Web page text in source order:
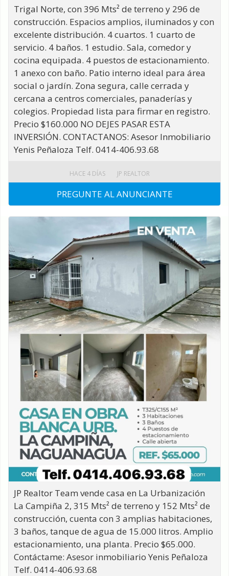
Trigal Norte, con 396 Mts² de terreno y 296 de
construcción. Espacios amplios, iluminados y con
excelente distribución. 4 cuartos. 1 cuarto de
servicio. 4 baños. 1 estudio. Sala, comedor y
cocina equipada. 4 puestos de estacionamiento.
1 anexo con baño. Patio interno ideal para área
social o jardín. Zona segura, calle cerrada y
cercana a centros comerciales, panaderías y
colegios. Propiedad lista para firmar en registro.
Precio $160.000 NO DEJES PASAR ESTA
INVERSIÓN. CONTACTANOS: Asesor Inmobiliario
Yenis Peñaloza Telf. 0414-406.93.68
PREGUNTE AL ANUNCIANTE
HACE 4 DÍAS JP REALTOR
JP Realtor Team vende casa en La Urbanización
La Campiña 2, 315 Mts² de terreno y 152 Mts² de
construcción, cuenta con 3 amplias habitaciones,
3 baños, tanque de agua de 15.000 litros. Amplio
estacionamiento, una planta. Precio $65.000.
Contáctame: Asesor inmobiliario Yenis Peñaloza
Telf. 0414-406.93.68